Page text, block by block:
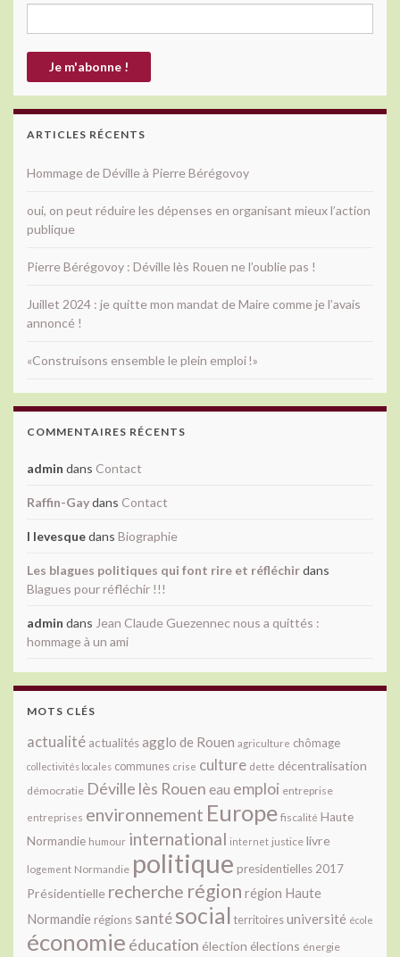
ARTICLES RÉCENTS
Hommage de Déville à Pierre Bérégovoy
oui, on peut réduire les dépenses en organisant mieux l’action
publique
Pierre Bérégovoy : Déville lès Rouen ne l’oublie pas !
Juillet 2024 : je quitte mon mandat de Maire comme je l’avais
annoncé !
«Construisons ensemble le plein emploi !»
COMMENTAIRES RÉCENTS
admin dans Contact
Raffin-Gaydans Contact
l levesquedans Biographie
Les blagues politiques qui font rire et réfléchirdans
Blagues pour réfléchir !!!
admin dans Jean Claude Guezennec nous a quittés :
hommage à un ami
MOTS CLÉS
actualité actualitésagglo de Rouen agriculture chômage
collectivités locales communes crise culture dette décentralisation
démocratie Déville lès Rouen eau emploi entreprise
entreprises environnement Europe fiscalité Haute
Normandie humour international internet justice livre
logement Normandie politique presidentielles 2017
Présidentielle recherche région région Haute
Normandie régions santésocial territoiresuniversité école
économie éducation élection élections énergie